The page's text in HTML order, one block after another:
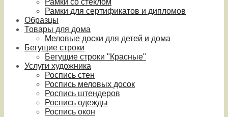
Рамки со стеклом
Рамки для сертификатов и дипломов
Образцы
Товары для дома
Меловые доски для детей и дома
Бегущие строки
Бегущие строки "Красные"
Услуги художника
Роспись стен
Роспись меловых досок
Роспись штендеров
Роспись одежды
Роспись окон